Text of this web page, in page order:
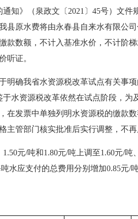
》（泉政文〔2021〕45号）文件
县原水费将由永春县自来水有限公
数额，不计入基准水价，不计阶
听证。
确我省水资源税改革试点有关事项
水资源税改革依然在试点阶段，为
发票中单独列明水资源税的缴款
管部门核实批准后实行调整，不再
元/吨和1.80元/吨上调至1.60元/吨
水应支付的总费用分别增加0.85元/